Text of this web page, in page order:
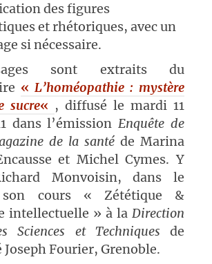
des figures
et rhétoriques, avec un
si nécessaire.
sont extraits du
« L’homéopathie : mystère
sucre« , diffusé le mardi 11
dans l’émissionEnquête de
de la santé de Marina
et Michel Cymes. Y
Monvoisin, dans le
cours « Zététique &
intellectuelle » à la Direction
Sciences et Techniques de
Fourier, Grenoble.